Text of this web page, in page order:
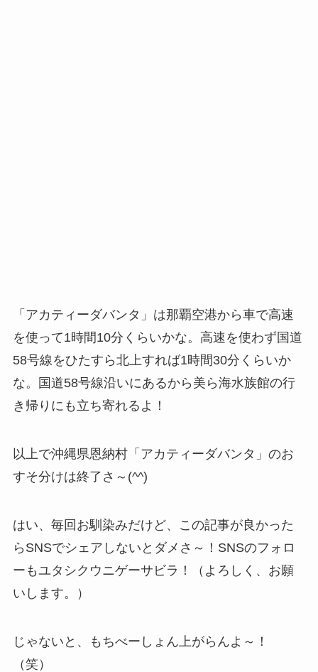
「アカティーダバンタ」は那覇空港から車で高速
を使って1時間10分くらいかな。高速を使わず国道
58号線をひたすら北上すれば1時間30分くらいか
な。国道58号線沿いにあるから美ら海水族館の行
き帰りにも立ち寄れるよ！
以上で沖縄県恩納村「アカティーダバンタ」のお
すそ分けは終了さ～(^^)
はい、毎回お馴染みだけど、この記事が良かった
らSNSでシェアしないとダメさ～！SNSのフォロ
ーもユタシクウニゲーサビラ！（よろしく、お願
いします。）
じゃないと、もちべーしょん上がらんよ～！
（笑）